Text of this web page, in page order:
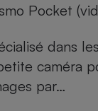
Pocket
dans
caméra
par…